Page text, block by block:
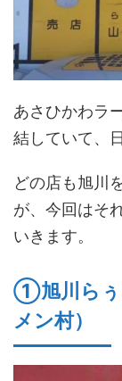
あさひかわラ
結していて、
どの店も旭川
が、今回はそ
いきます。
①旭川らぅ
メン村）